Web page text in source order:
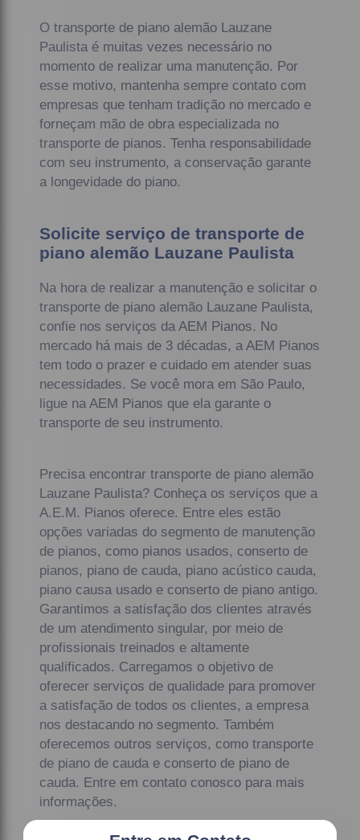
O transporte de piano alemão Lauzane
Paulista é muitas vezes necessário no
momento de realizar uma manutenção. Por
esse motivo, mantenha sempre contato com
empresas que tenham tradição no mercado e
forneçam mão de obra especializada no
transporte de pianos. Tenha responsabilidade
com seu instrumento, a conservação garante
a longevidade do piano.
Solicite serviço de transporte de
piano alemão Lauzane Paulista
Na hora de realizar a manutenção e solicitar o
transporte de piano alemão Lauzane Paulista,
confie nos serviços da AEM Pianos. No
mercado há mais de 3 décadas, a AEM Pianos
tem todo o prazer e cuidado em atender suas
necessidades. Se você mora em São Paulo,
ligue na AEM Pianos que ela garante o
transporte de seu instrumento.
Precisa encontrar transporte de piano alemão
Lauzane Paulista? Conheça os serviços que a
A.E.M. Pianos oferece. Entre eles estão
opções variadas do segmento de manutenção
de pianos, como pianos usados, conserto de
pianos, piano de cauda, piano acústico cauda,
piano causa usado e conserto de piano antigo.
Garantimos a satisfação dos clientes através
de um atendimento singular, por meio de
profissionais treinados e altamente
qualificados. Carregamos o objetivo de
oferecer serviços de qualidade para promover
a satisfação de todos os clientes, a empresa
nos destacando no segmento. Também
oferecemos outros serviços, como transporte
de piano de cauda e conserto de piano de
cauda. Entre em contato conosco para mais
informações.